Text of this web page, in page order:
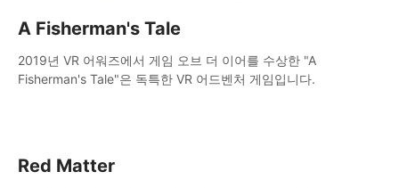
A Fisherman's Tale
2019년 VR 어워즈에서 게임 오브 더 이어를 수상한 "A
Fisherman's Tale"은 독특한 VR 어드벤처 게임입니다.
Red Matter